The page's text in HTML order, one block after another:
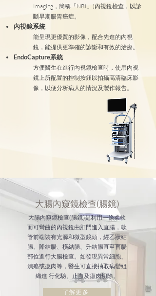
Imaging，簡稱「NBI」)內視鏡檢查，以診
斷早期腸胃癌症。
內視鏡系統
能呈現更優質的影像，配合先進的內視
鏡，能提供更準確的診斷和有效的治療。
EndoCapture系統
方便醫生在進行內視鏡檢查時，使用內視
鏡上所配置的控制按鈕以拍攝高清臨床影
像，以便分析病人的情況及製作報告。
大腸內窺鏡檢查(腸鏡)
大腸內窺鏡檢查(腸鏡)是利用一條柔軟
而可彎曲的內視鏡由肛門進入直腸，軟
管前端裝有光源和微型鏡頭，經乙狀結
腸、降結腸、橫結腸、升結腸直至盲腸
部位進行大腸檢查。如發現異常細胞、
潰瘍或瘜肉等，醫生可直接抽取病變組
織進 行化驗、止血及瘜肉切除。
了解更多